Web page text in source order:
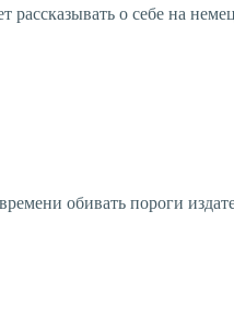
о себе на
обивать пороги